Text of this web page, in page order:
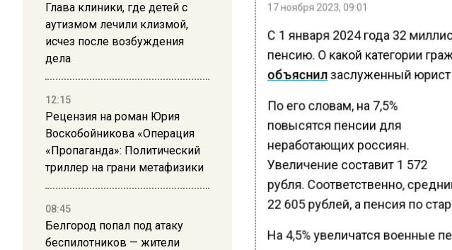
Глава клиники, где детей с
аутизмом лечили клизмой,
исчез после возбуждения
дела
12:15
Рецензия на роман Юрия
Воскобойникова «Операция
«Пропаганда»: Политический
триллер на грани метафизики
08:45
Белгород попал под атаку
беспилотников — жители
17 ноября 2023, 09:01
С 1 января 2024 года 32
пенсию. О какой категории
объяснилзаслуженный юрист
По его словам, на 7,5%
повысятся пенсии для
неработающих россиян.
Увеличение составит 1 572
рубля. Соответственно,
22 605 рублей, а пенсия по
На 4,5% увеличатся военные